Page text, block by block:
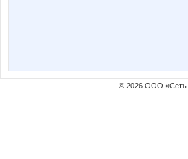
© 2026 ООО «Сеть